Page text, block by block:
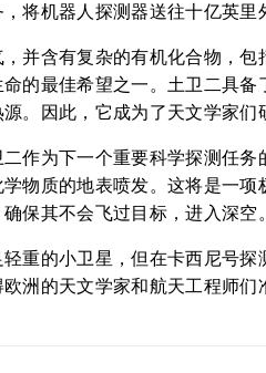
将机器人探测器送往十亿英里
并含有复杂的有机化合物，
的最佳希望之一。土卫二具
。因此，它成为了天文学家们
作为下一个重要科学探测任
物质的地表喷发。这将是一
保其不会飞过目标，进入深空。
重的小卫星，但在卡西尼号
洲的天文学家和航天工程师